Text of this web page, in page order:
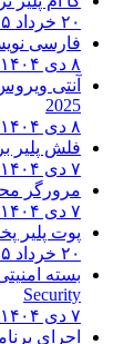
۲۰ خرداد ۱۴۰۵
فارسی
۸ دی ۱۴۰۴
آنتی
2025
۸ دی ۱۴۰۴
فلش پلیر
۷ دی ۱۴۰۴
مرورگر
۷ دی ۱۴۰۴
پوت پلیر
۲۰ خرداد ۱۴۰۵
بسته
Security
۷ دی ۱۴۰۴
اجرای